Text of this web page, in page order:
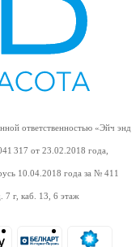
ответственностью «Эйч энд
317 от 23.02.2018 года,
10.04.2018 года за № 411
7 г, каб. 13, 6 этаж